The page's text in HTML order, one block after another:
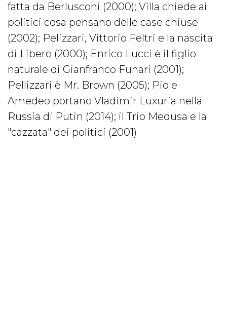
fatta da Berlusconi (2000); Villa chiede ai
politici cosa pensano delle case chiuse
(2002); Pelizzari, Vittorio Feltri e la nascita
di Libero (2000); Enrico Lucci è il figlio
naturale di Gianfranco Funari (2001);
Pellizzari è Mr. Brown (2005); Pio e
Amedeo portano Vladimir Luxuria nella
Russia di Putin (2014); il Trio Medusa e la
"cazzata" dei politici (2001)